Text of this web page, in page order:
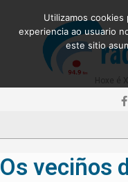
Os veciños
Utilizamos cookies
experiencia ao usuario
este sitio